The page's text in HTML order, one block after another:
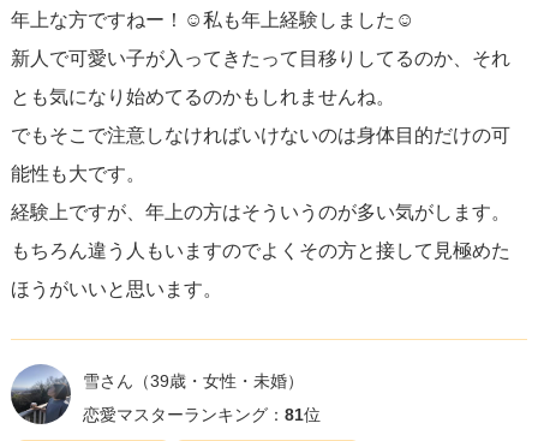
ります。
不安を解消するためには、やはりあなたが少し勇気を出し
て直接、2人だけの時間を持ちたいと伝えることが一番で
す。例えば、「次回の映画、兄との予定が合わなかった
ら、二人で見に行きませんか？」などと提案してみてはい
かがでしょう？そうすることで、彼の反応を見ることがで
き、彼があなたをどう想っているのかのヒントが得られる
かもしれません。
年齢差については、確かに大きな隔たりを感じることもあ
年上な方ですねー！☺️私も年上経験しました☺️
新人で可愛い子が入ってきたって目移りしてるのか、それ
とも気になり始めてるのかもしれませんね。
でもそこで注意しなければいけないのは身体目的だけの可
能性も大です。
経験上ですが、年上の方はそういうのが多い気がします。
もちろん違う人もいますのでよくその方と接して見極めた
ほうがいいと思います。
雪さん （39歳・女性・未婚）
恋愛マスターランキング： 81位